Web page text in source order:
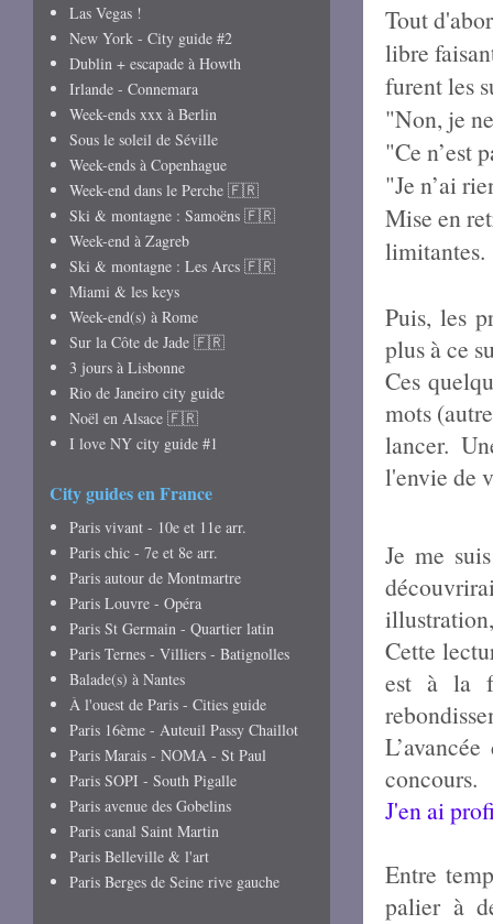
Tout
libre
furent les
"Non, je
"Ce n’est
"Je n’ai
Mise en
limitantes.
Puis, les
plus à ce
Ces
mots
lancer.
l'envie de
Je me
Cette
est à la
concours.
J'en ai
Entre
palier à
Las Vegas !
New York - City guide #2
Dublin + escapade à Howth
Irlande - Connemara
Week-ends xxx à Berlin
Sous le soleil de Séville
Week-ends à Copenhague
Week-end dans le Perche 🇫🇷
Ski & montagne : Samoëns 🇫🇷
Week-end à Zagreb
Ski & montagne : Les Arcs 🇫🇷
Miami & les keys
Week-end(s) à Rome
Sur la Côte de Jade 🇫🇷
3 jours à Lisbonne
Rio de Janeiro city guide
Noël en Alsace 🇫🇷
I love NY city guide #1
City guides en France
Paris vivant - 10e et 11e arr.
Paris chic - 7e et 8e arr.
Paris autour de Montmartre
Paris Louvre - Opéra
Paris St Germain - Quartier latin
Paris Ternes - Villiers - Batignolles
Balade(s) à Nantes
À l'ouest de Paris - Cities guide
Paris 16ème - Auteuil Passy Chaillot
Paris Marais - NOMA - St Paul
Paris SOPI - South Pigalle
Paris avenue des Gobelins
Paris canal Saint Martin
Paris Belleville & l'art
Paris Berges de Seine rive gauche